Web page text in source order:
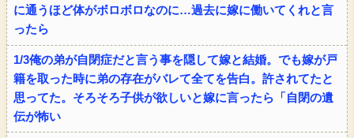
に通うほど体がボロボロなのに…過去に嫁に働いてくれと言
ったら
1/3俺の弟が自閉症だと言う事を隠して嫁と結婚。でも嫁が戸
籍を取った時に弟の存在がバレて全てを告白。許されてたと
思ってた。そろそろ子供が欲しいと嫁に言ったら「自閉の遺
伝が怖い